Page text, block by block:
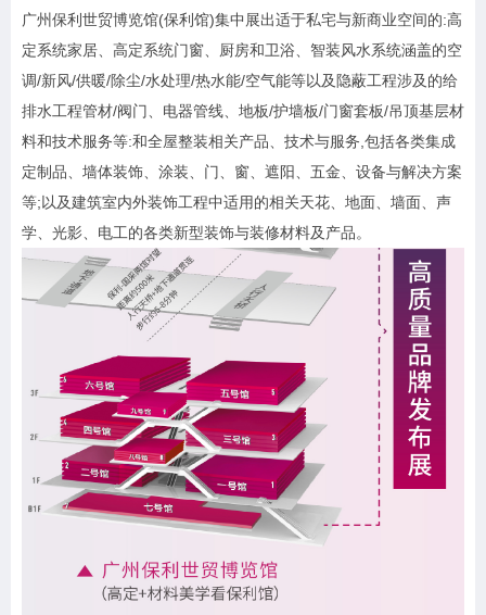
广州保利世贸博览馆(保利馆)集中展出适于私宅与新商业空间的:高
定系统家居、高定系统门窗、厨房和卫浴、智装风水系统涵盖的空
调/新风/供暖/除尘/水处理/热水能/空气能等以及隐蔽工程涉及的给
排水工程管材/阀门、电器管线、地板/护墙板/门窗套板/吊顶基层材
料和技术服务等:和全屋整装相关产品、技术与服务,包括各类集成
定制品、墙体装饰、涂装、门、窗、遮阳、五金、设备与解决方案
等;以及建筑室内外装饰工程中适用的相关天花、地面、墙面、声
学、光影、电工的各类新型装饰与装修材料及产品。